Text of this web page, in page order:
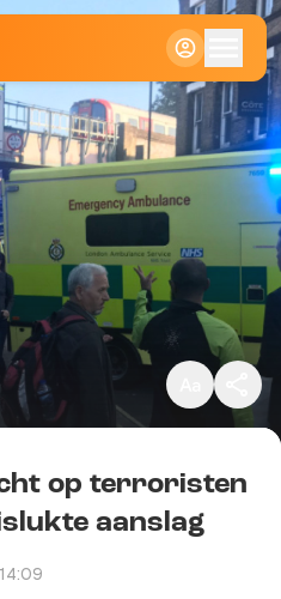
Klein
Standaard
Groot
Kopieer link
op terroristen
aanslag